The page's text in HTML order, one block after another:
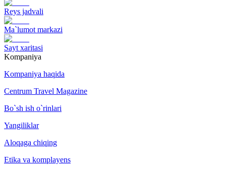
Reys jadvali
Ma`lumot markazi
Sayt xaritasi
Kompaniya
Kompaniya haqida
Centrum Travel Magazine
Bo`sh ish o`rinlari
Yangiliklar
Aloqaga chiqing
Etika va komplayens